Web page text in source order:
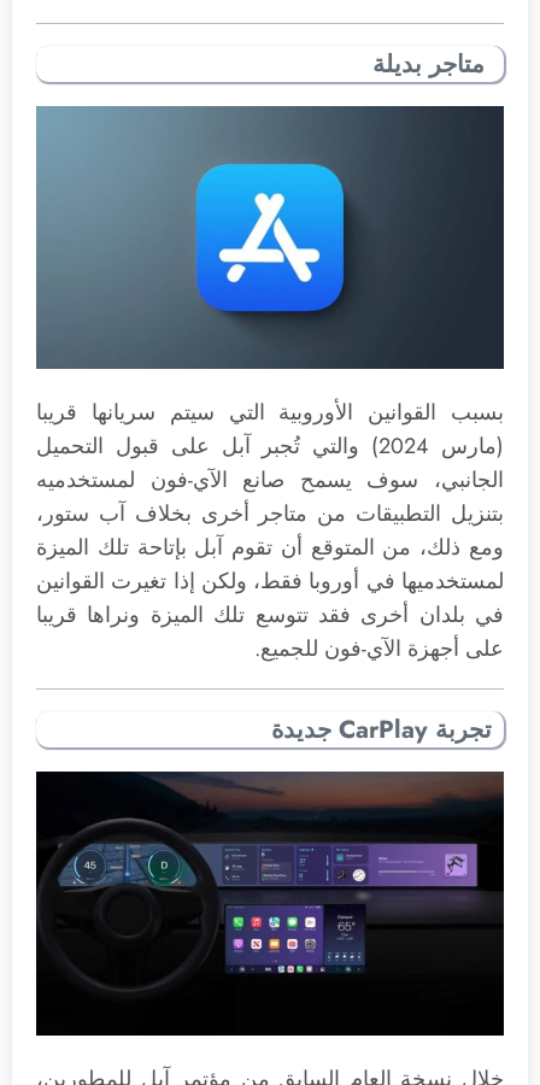
متاجر بديلة
بسبب القوانين الأوروبية التي سيتم سريانها قريبا
(مارس 2024) والتي تُجبر آبل على قبول التحميل
الجانبي، سوف يسمح صانع الآي-فون لمستخدميه
بتنزيل التطبيقات من متاجر أخرى بخلاف آب ستور،
ومع ذلك، من المتوقع أن تقوم آبل بإتاحة تلك الميزة
لمستخدميها في أوروبا فقط، ولكن إذا تغيرت القوانين
في بلدان أخرى فقد تتوسع تلك الميزة ونراها قريبا
على أجهزة الآي-فون للجميع.
تجربة CarPlay جديدة